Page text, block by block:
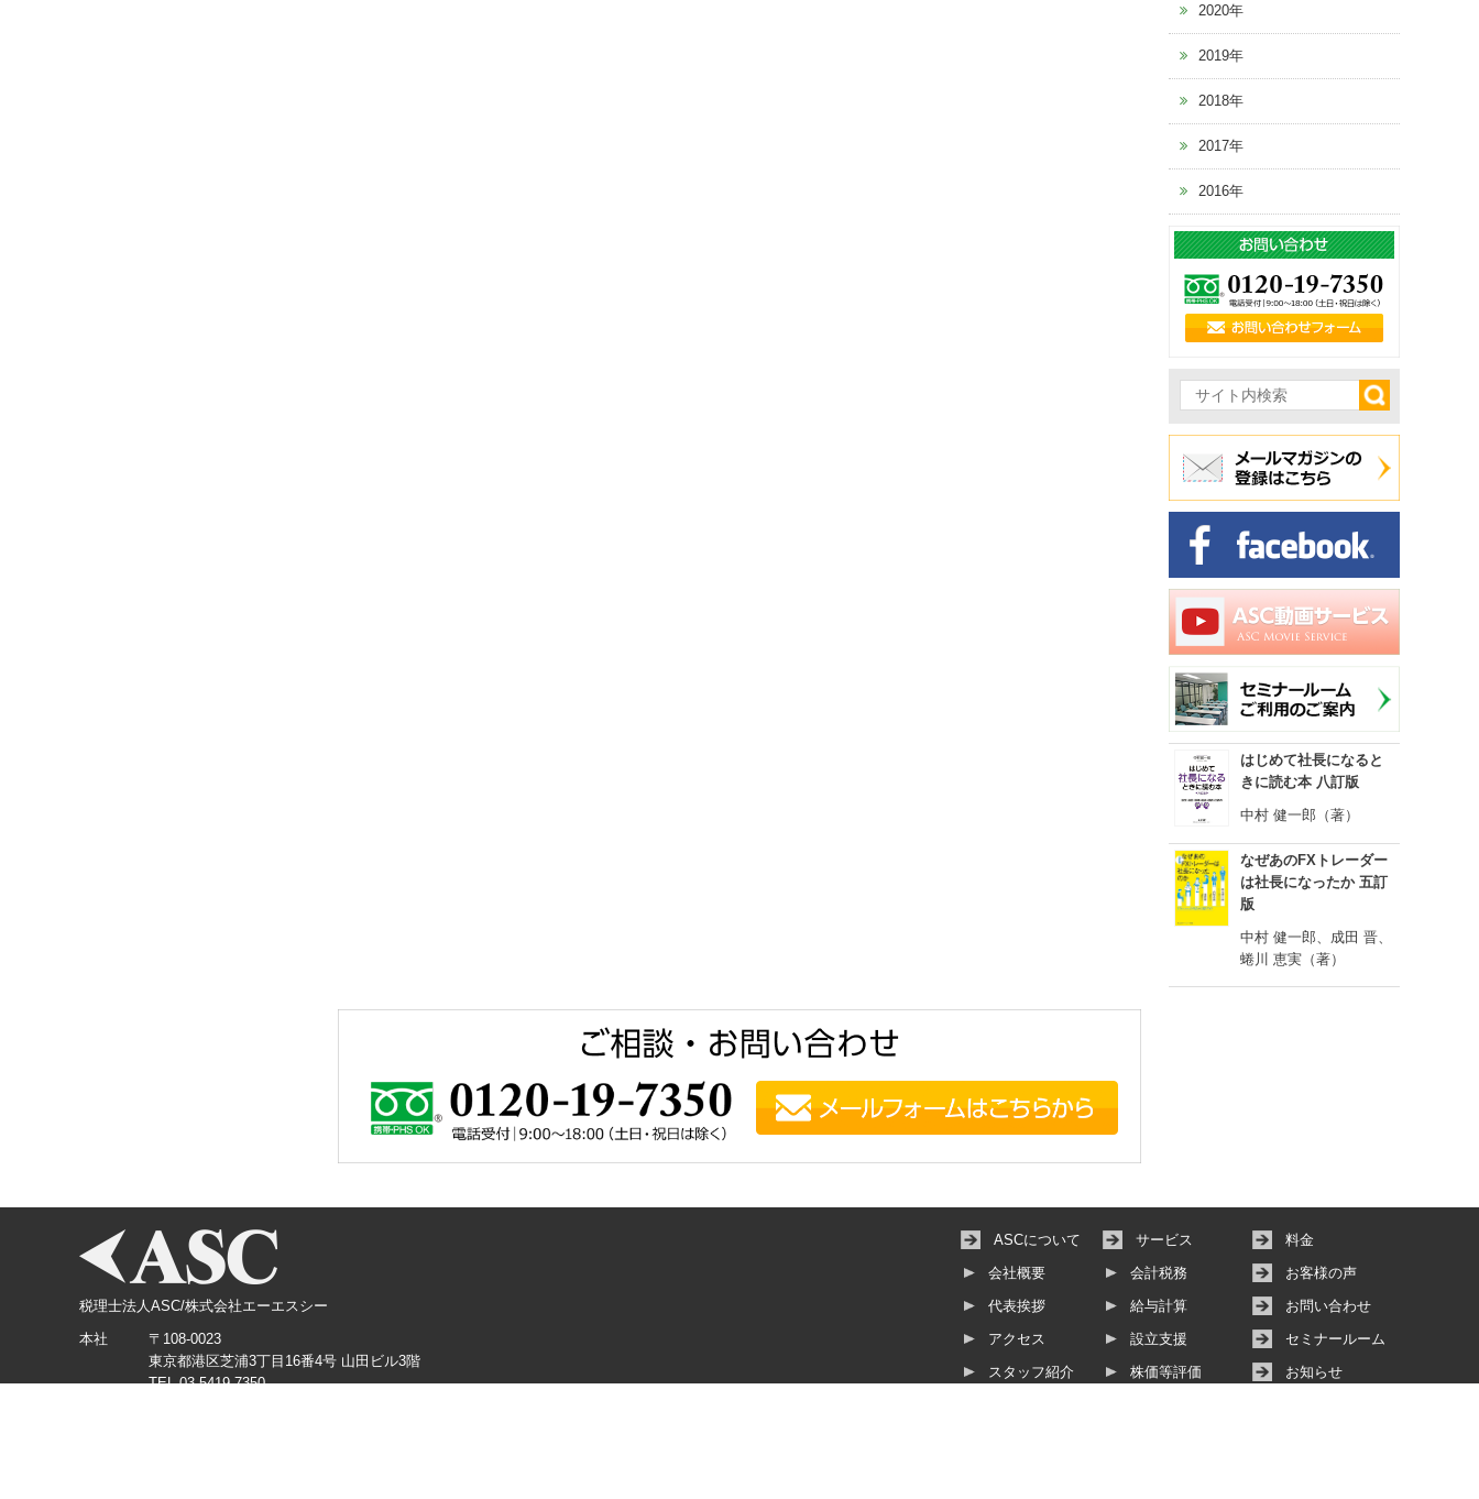
2020年
2019年
2018年
2017年
2016年
はじめて社長になると
きに読む本 八訂版
中村 健一郎（著）
なぜあのFXトレーダー
は社長になったか 五訂
版
中村 健一郎、成田 晋、
蜷川 恵実（著）
税理士法人ASC/株式会社エーエスシー
本社
〒108-0023
東京都港区芝浦3丁目16番4号 山田ビル3階
TEL.03-5419-7350
ASCについて
会社概要
代表挨拶
アクセス
スタッフ紹介
サービス
会計税務
給与計算
設立支援
株価等評価
料金
お客様の声
お問い合わせ
セミナールーム
お知らせ